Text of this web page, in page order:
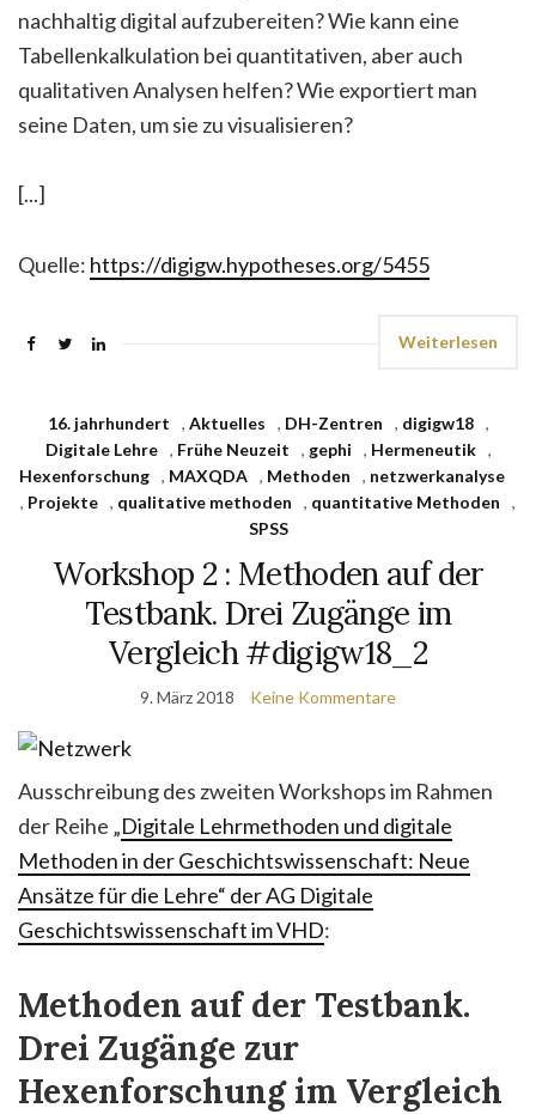
nachhaltig digital aufzubereiten? Wie kann eine
Tabellenkalkulation bei quantitativen, aber auch
qualitativen Analysen helfen? Wie exportiert man
seine Daten, um sie zu visualisieren?
[...]
Quelle: https://digigw.hypotheses.org/5455
Weiterlesen
16. jahrhundert , Aktuelles , DH-Zentren , digigw18
,
Digitale Lehre
, Frühe Neuzeit , gephi , Hermeneutik
,
Hexenforschung , MAXQDA , Methoden , netzwerkanalyse
, Projekte , qualitative methoden , quantitative Methoden
,
SPSS
Workshop 2 : Methoden auf der
Testbank. Drei Zugänge im
Vergleich #digigw18_2
9. März 2018 Keine Kommentare
Ausschreibung des zweiten Workshops im Rahmen
der Reihe „Digitale Lehrmethoden und digitale
Methoden in der Geschichtswissenschaft: Neue
Ansätze für die Lehre“ der AG Digitale
Geschichtswissenschaft im VHD:
Methoden auf der Testbank.
Drei Zugänge zur
Hexenforschung im Vergleich